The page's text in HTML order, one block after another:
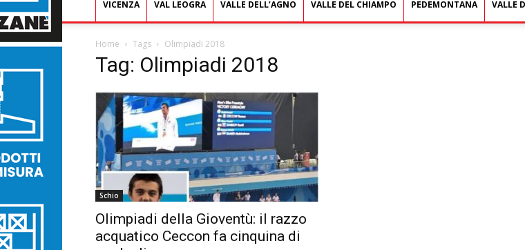
VICENZA VAL LEOGRA VALLE DELL’AGNO VALLE DEL CHIAMPO PEDEMONTANA VALLE
Home Tags Olimpiadi 2018
Tag: Olimpiadi 2018
Schio
Olimpiadi della Gioventù: il razzo
acquatico Ceccon fa cinquina di